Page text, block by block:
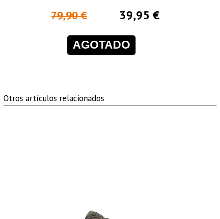
79,90 € 39,95 €
AGOTADO
Otros artículos relacionados